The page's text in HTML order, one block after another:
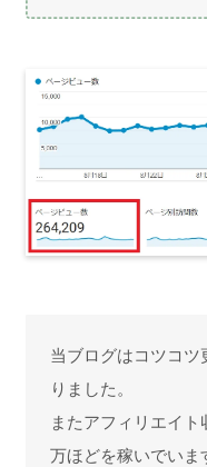
当ブログはコツコツ
りました。
またアフィリエイ
万ほどを稼いでいま